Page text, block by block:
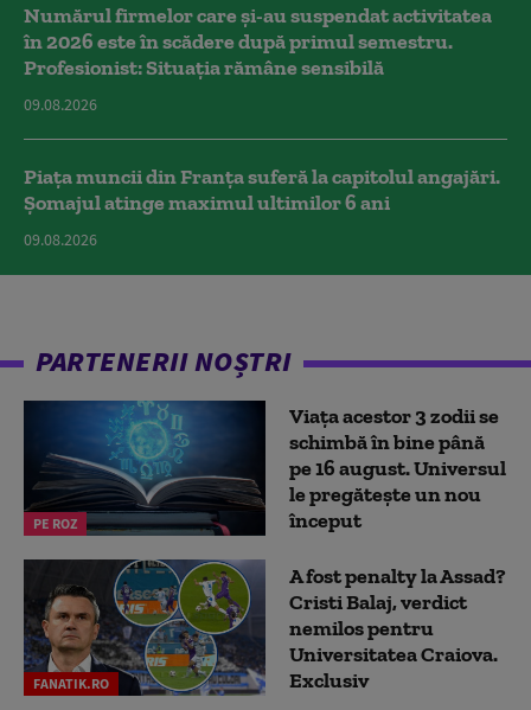
Numărul firmelor care și-au suspendat activitatea
în 2026 este în scădere după primul semestru.
Profesionist: Situația rămâne sensibilă
09.08.2026
Piața muncii din Franța suferă la capitolul angajări.
Șomajul atinge maximul ultimilor 6 ani
09.08.2026
PARTENERII NOȘTRI
PE ROZ
Viața acestor 3 zodii se
schimbă în bine până
pe 16 august. Universul
le pregătește un nou
început
FANATIK.RO
A fost penalty la Assad?
Cristi Balaj, verdict
nemilos pentru
Universitatea Craiova.
Exclusiv